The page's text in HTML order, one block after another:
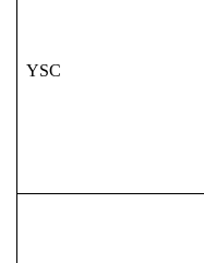
YSC